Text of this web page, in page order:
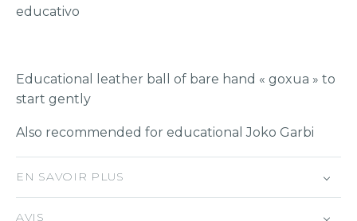
educativo
Educational leather ball of bare hand « goxua » to
start gently
Also recommended for educational Joko Garbi
EN SAVOIR PLUS
AVIS